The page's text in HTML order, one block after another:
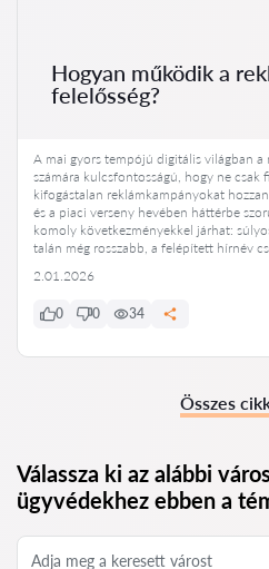
Hogyan működik a
felelősség?
A mai gyors tempójú digitális világban a
számára kulcsfontosságú, hogy ne csak
kifogástalan reklámkampányokat
és a piaci verseny hevében háttérbe
komoly következményekkel járhat:
talán még rosszabb, a felépített hírnév
2.01.2026
0 0 34
Összes
Válassza ki az alábbi
ügyvédekhez ebben a